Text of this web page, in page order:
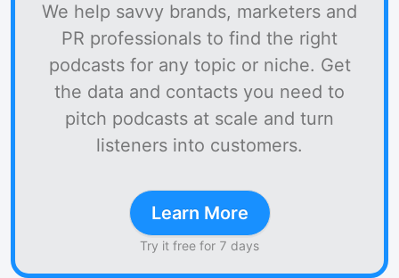
We help savvy brands, marketers and
PR professionals to find the right
podcasts for any topic or niche. Get
the data and contacts you need to
pitch podcasts at scale and turn
listeners into customers.
Learn More
Try it free for 7 days